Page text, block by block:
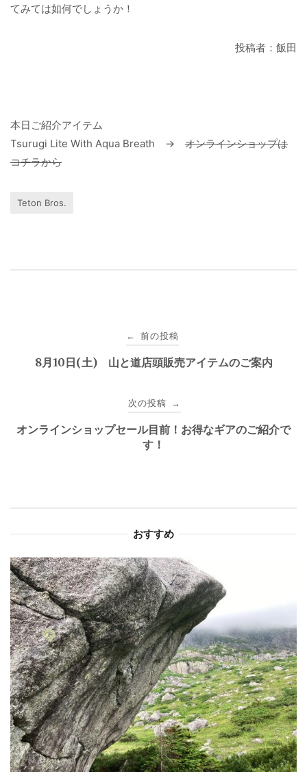
てみては如何でしょうか！
投稿者：飯田
本日ご紹介アイテム
Tsurugi Lite With Aqua Breath → オンラインショップは
コチラから
Teton Bros.
ゲ
← 前の投稿
8月10日(土) 山と道店頭販売アイテムのご案内
次の投稿 →
オンラインショップセール目前！お得なギアのご紹介で
す！
おすすめ